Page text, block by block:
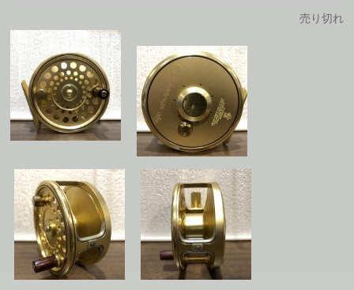
売り切れ